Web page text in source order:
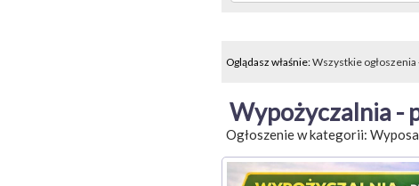
Oglądasz właśnie:Wszystkie ogłoszenia
Wypożyczalnia -
Ogłoszenie w kategorii: